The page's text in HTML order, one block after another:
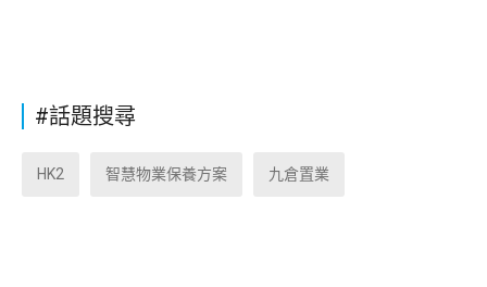
#話題搜尋
HK2 智慧物業保養方案 九倉置業